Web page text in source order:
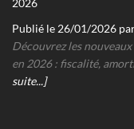
2026
Publié le 26/01/2026
Découvrez les
en 2026 : fiscalité,
suite...]